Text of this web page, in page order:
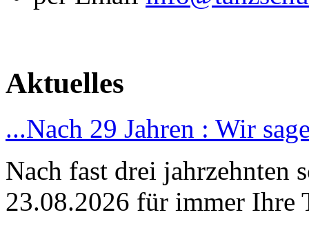
Aktuelles
...Nach 29 Jahren : Wir
Nach fast drei jahrzehnten
23.08.2026 für immer Ihre